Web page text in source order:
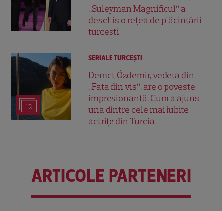
„Suleyman Magnificul” a
deschis o rețea de plăcintării
turcești
12
SERIALE TURCEŞTI
Demet Özdemir, vedeta din
„Fata din vis”, are o poveste
impresionantă. Cum a ajuns
una dintre cele mai iubite
actrițe din Turcia
ARTICOLE PARTENERI